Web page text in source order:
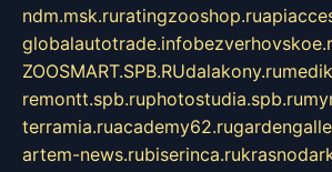
ndm.msk.ruratingzooshop.ru
globalautotrade.info
ZOOSMART.SPB.RUdalakony.ru
remontt.spb.ruphotostudia.spb.ru
terramia.ruacademy62.ru
artem-news.rubiserinca.ru